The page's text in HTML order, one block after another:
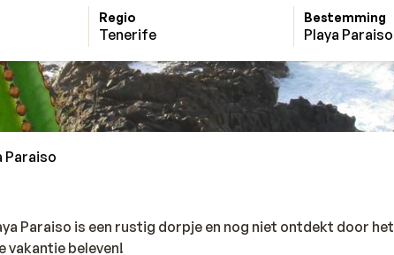
Regio
Tenerife
Bestemming
Playa Paraiso
Paraiso
Paraiso is een rustig dorpje en nog niet ontdekt door het
vakantie beleven!